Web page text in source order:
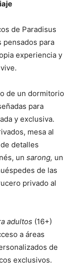
de Paradisus
pensados para
experiencia y
de un dormitorio
para
y exclusiva.
mesa al
detalles
un sarong, un
de las
privado al
adultos (16+)
a áreas
de
exclusivos.